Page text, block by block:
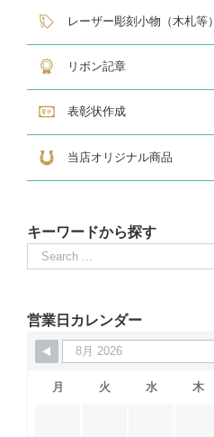
サンドブラスト
レーザー彫刻楯
フルカラーダイレクトプリント
インクジェットプリントエポ
オリジナル木札
レーザー彫刻小物（木札等）
リボン記章
表彰状作成
当店オリジナル商品
キーワードから探す
Search
for:
営業日カレンダー
月 火 水 木